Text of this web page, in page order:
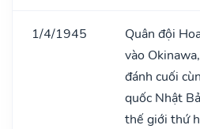
1/4/1945
Quân đội
vào
đánh cuối
quốc Nhật
thế giới thứ